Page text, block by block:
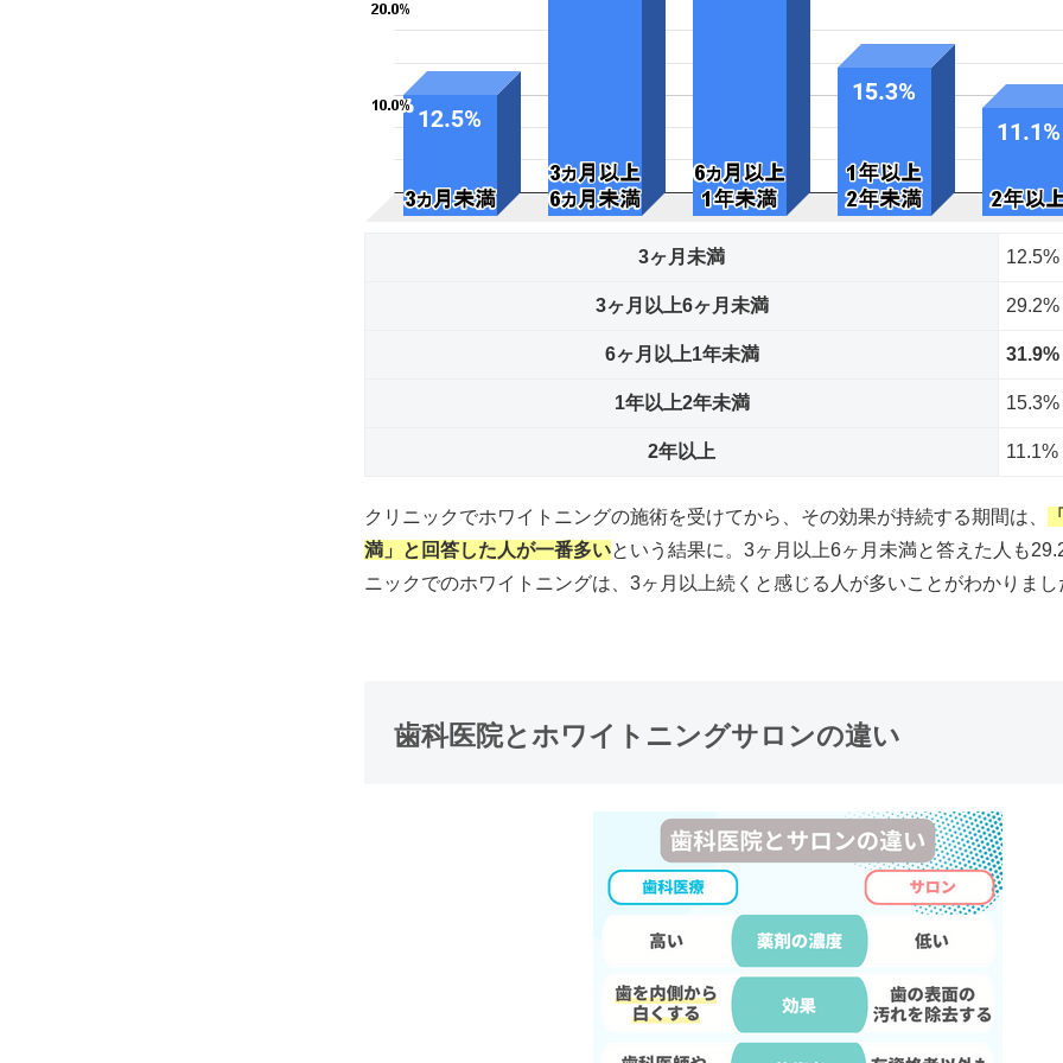
3ヶ月未満 12.5%
3ヶ月以上6ヶ月未満 29.2%
6ヶ月以上1年未満 31.9%
1年以上2年未満 15.3%
2年以上 11.1%
クリニックでホワイトニングの施術を受けてから、その効果が持続する期間は、
満」と回答した人が一番多いという結果に。3ヶ月以上6ヶ月未満と答えた人も
ニックでのホワイトニングは、3ヶ月以上続くと感じる人が多いことがわかりまし
歯科医院とホワイトニングサロンの違い